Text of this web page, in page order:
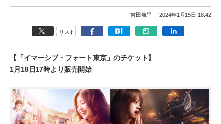
吉田航平 2024年1月15日 18:42
リスト
【「イマーシブ・フォート東京」のチケット】
1月18日17時より販売開始